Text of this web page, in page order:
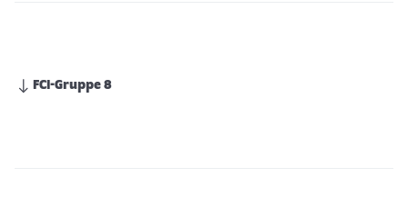
FCI-Gruppe 8